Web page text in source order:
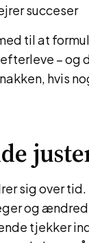
succeser
til at
– og
hvis
sig over tid.
og
tjekker